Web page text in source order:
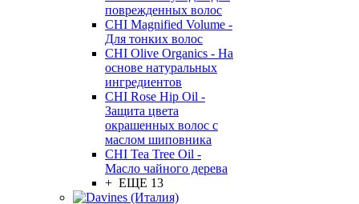
поврежденных волос
CHI Magnified Volume -
Для тонких волос
CHI Olive Organics - На
основе натуральных
ингредиентов
CHI Rose Hip Oil -
Защита цвета
окрашенных волос с
маслом шиповника
CHI Tea Tree Oil -
Масло чайного дерева
+ ЕЩЕ 13